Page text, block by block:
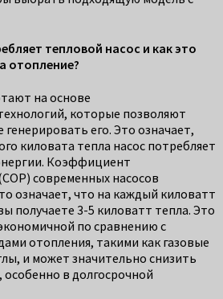
тепловой насос и как это
отопление?
на основе
которые позволяют
его. Это означает,
киловата тепла насос потребляет
Коэффициент
современных насосов
означает, что на каждый киловатт
получаете 3-5 киловатт тепла. Это
по сравнению с
отопления, такими как газовые
и может значительно снизить
в долгосрочной